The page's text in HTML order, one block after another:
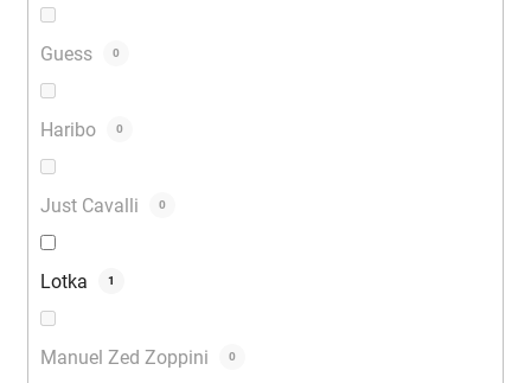
Guess 0
Haribo 0
Just Cavalli 0
Lotka 1
Manuel Zed Zoppini 0